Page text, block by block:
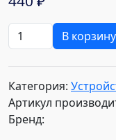
Количество
товара
Предохранитель
MC4
Fuse
15A
В корзину
Категория:
Артикул
Бренд: